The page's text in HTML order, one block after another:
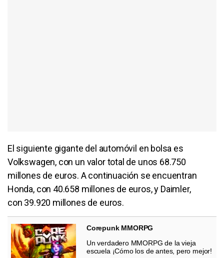
El siguiente gigante del automóvil en bolsa es
Volkswagen, con un valor total de unos 68.750
millones de euros. A continuación se encuentran
Honda, con 40.658 millones de euros, y Daimler,
con 39.920 millones de euros.
Corepunk MMORPG
Un verdadero MMORPG de la vieja
escuela ¡Cómo los de antes, pero mejor!